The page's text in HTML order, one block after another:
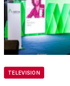
TELEVISION